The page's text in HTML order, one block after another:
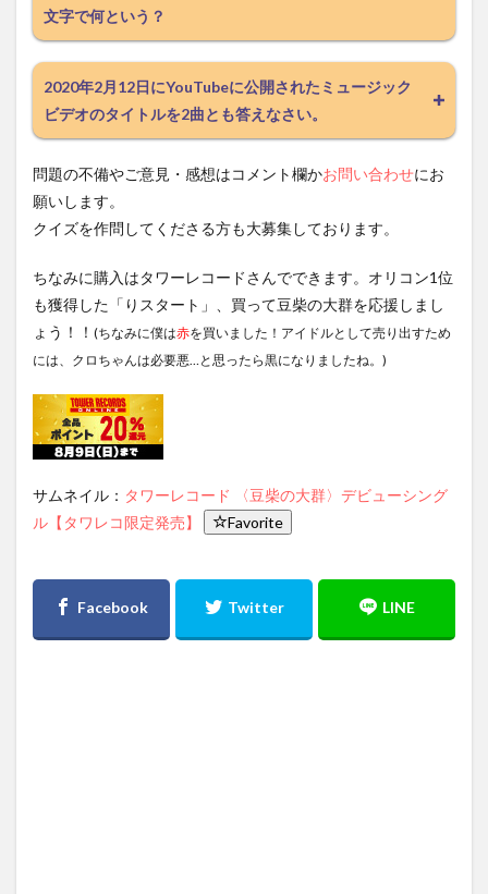
文字で何という？
2020年2月12日にYouTubeに公開されたミュージック
ビデオのタイトルを2曲とも答えなさい。
問題の不備やご意見・感想はコメント欄かお問い合わせにお
願いします。
クイズを作問してくださる方も大募集しております。
ちなみに購入はタワーレコードさんでできます。オリコン1位
も獲得した「りスタート」、買って豆柴の大群を応援しまし
ょう！！ (ちなみに僕は赤を買いました！アイドルとして売り出すため
には、クロちゃんは必要悪…と思ったら黒になりましたね。)
サムネイル： タワーレコード 〈豆柴の大群〉デビューシング
ル【タワレコ限定発売】
Favorite